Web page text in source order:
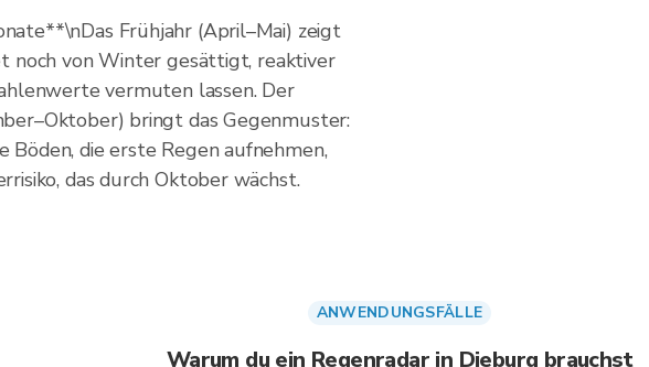
Frühjahr (April–Mai) zeigt
noch von Winter gesättigt, reaktiver
vermuten lassen. Der
bringt das Gegenmuster:
Böden, die erste Regen aufnehmen,
das durch Oktober wächst.
ANWENDUNGSFÄLLE
Warum du ein Regenradar in Dieburg brauchst